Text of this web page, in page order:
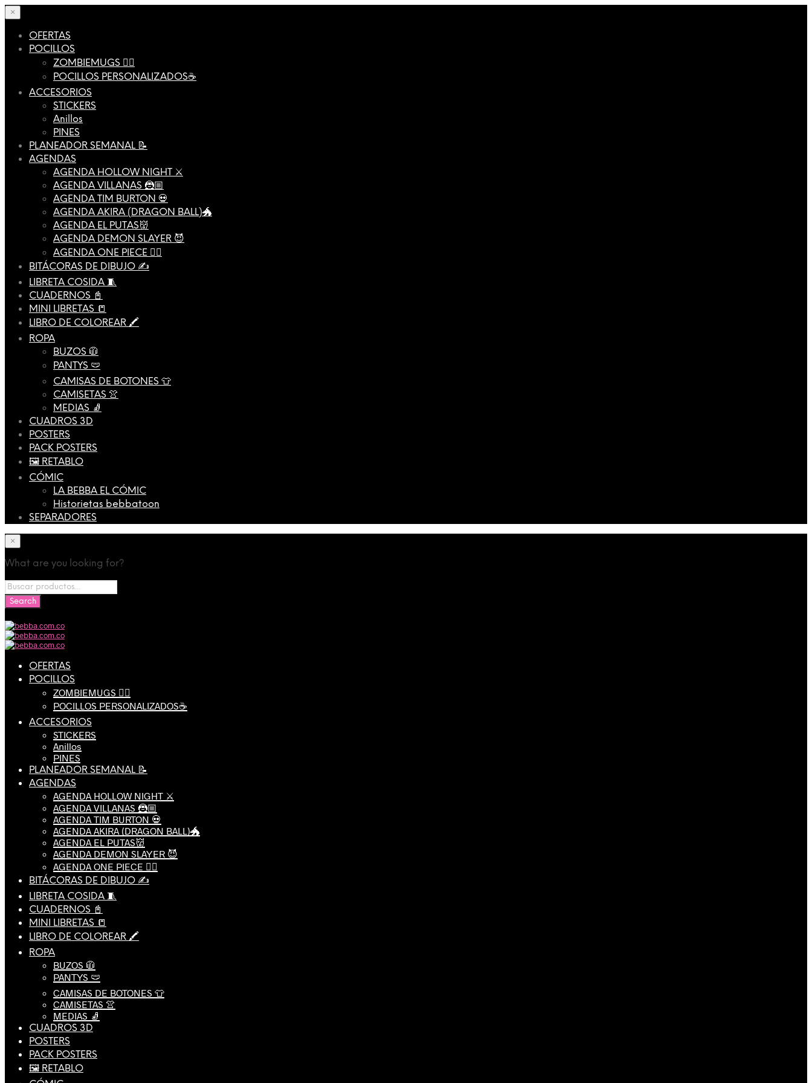
×
OFERTAS
POCILLOS
ZOMBIEMUGS 🧟‍♂️
POCILLOS PERSONALIZADOS☕️
ACCESORIOS
STICKERS
Anillos
PINES
PLANEADOR SEMANAL 📝
AGENDAS
AGENDA HOLLOW NIGHT ⚔️
AGENDA VILLANAS 🦹🏼
AGENDA TIM BURTON 💀
AGENDA AKIRA (DRAGON BALL)🐲
AGENDA EL PUTAS👹
AGENDA DEMON SLAYER 😈
AGENDA ONE PIECE 🏴‍☠️
BITÁCORAS DE DIBUJO ✍️
LIBRETA COSIDA 🧵
CUADERNOS 📓
MINI LIBRETAS 📒
LIBRO DE COLOREAR 🖍️
ROPA
BUZOS 🧥
PANTYS 🩲
CAMISAS DE BOTONES 👕
CAMISETAS 👚
MEDIAS 🧦
CUADROS 3D
POSTERS
PACK POSTERS
🖼️ RETABLO
CÓMIC
LA BEBBA EL CÓMIC
Historietas bebbatoon
SEPARADORES
×
What are you looking for?
OFERTAS
POCILLOS
ZOMBIEMUGS 🧟‍♂️
POCILLOS PERSONALIZADOS☕️
ACCESORIOS
STICKERS
Anillos
PINES
PLANEADOR SEMANAL 📝
AGENDAS
AGENDA HOLLOW NIGHT ⚔️
AGENDA VILLANAS 🦹🏼
AGENDA TIM BURTON 💀
AGENDA AKIRA (DRAGON BALL)🐲
AGENDA EL PUTAS👹
AGENDA DEMON SLAYER 😈
AGENDA ONE PIECE 🏴‍☠️
BITÁCORAS DE DIBUJO ✍️
LIBRETA COSIDA 🧵
CUADERNOS 📓
MINI LIBRETAS 📒
LIBRO DE COLOREAR 🖍️
ROPA
BUZOS 🧥
PANTYS 🩲
CAMISAS DE BOTONES 👕
CAMISETAS 👚
MEDIAS 🧦
CUADROS 3D
POSTERS
PACK POSTERS
🖼️ RETABLO